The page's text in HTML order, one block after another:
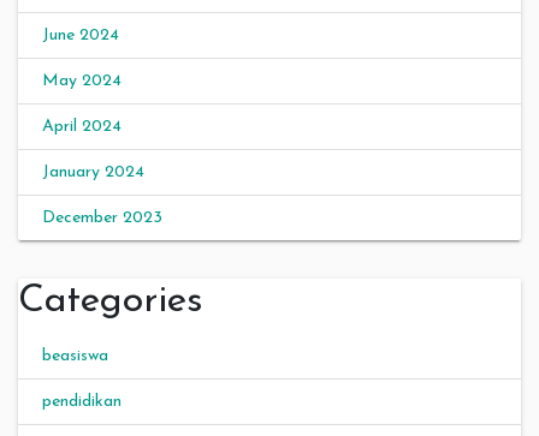
June 2024
May 2024
April 2024
January 2024
December 2023
Categories
beasiswa
pendidikan